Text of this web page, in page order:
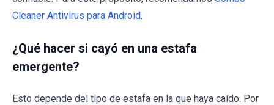
Cleaner Antivirus para Android.
¿Qué hacer si cayó en una estafa
emergente?
Esto depende del tipo de estafa en la que haya caído. Por